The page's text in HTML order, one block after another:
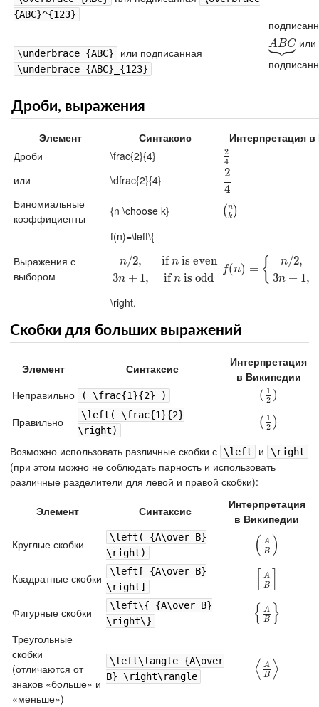
{ABC}^{123}
\underbrace {ABC} или подписанная
\underbrace {ABC}_{123}
ABC
 

 
ABC⏟или
Дроби, выражения
Элемент Синтаксис
Интерпретация
Дроби
\frac{2}{4}
2
4
24
или
\dfrac{2}{4}
2
4
24
Биномиальные
коэффициенты
{n \choose k} ( n
k )
(nk)
Выражения с
выбором
f(n)=\left\{
n/2,
3n + 1,
ifn is even
ifn is odd
2,ifn is even3n+ 1 ,ifnis odd
\right.
f(n) = { n/2,
3n + 1,
f(n)={ n/2 ,if is even
Скобки для больших выражений
Элемент Синтаксис
Интерпретация
в Википедии
Неправильно
( \frac{1}{2} ) ( 1
2 )
(12)
Правильно
\left( \frac{1}{2}
\right)
( 1
2 )
(12)
Возможно использовать различные скобки с \left и \right
(при этом можно не соблюдать парность и использовать
различные разделители для левой и правой скобки):
Элемент Синтаксис
Интерпретация
в Википедии
Круглые скобки
\left( {A\over B}
\right)
( A
B )
(AB)
Квадратные скобки
\left[ {A\over B}
\right]
A
B
AB
Фигурные скобки
\left\{ {A\over B}
\right\}
{ A
B }
{AB}
Треугольные
скобки
(отличаются от
знаков «больше» и
«меньше»)
\left\langle {A\over
B} \right\rangle
⟨ A
B ⟩
⟨AB⟩